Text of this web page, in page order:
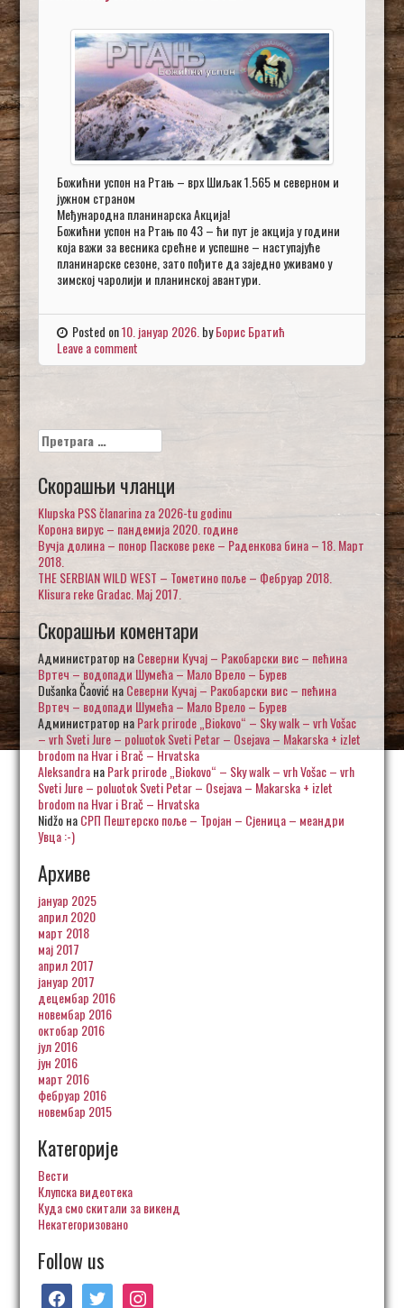
Божићни успон на Ртањ – врх Шиљак 1.565 м северном и
јужном страном
Међународна планинарска Акција!
Божићни успон на Ртањ по 43 – ћи пут је акција у години
која важи за весника срећне и успешне – наступајуће
планинарске сезоне, зато пођите да заједно уживамо у
зимској чаролији и планинској авантури.
Posted on10. јануар 2026. byБорис Братић
Leave a comment
Претрага
за:
Скорашњи чланци
Klupska PSS članarina za 2026-tu godinu
Корона вирус – пандемија 2020. године
Вучја долина – понор Паскове реке – Раденкова бина – 18. Март
2018.
THE SERBIAN WILD WEST – Тометино поље – Фебруар 2018.
Klisura reke Gradac. Maj 2017.
Скорашњи коментари
Администратор наСеверни Кучај – Ракобарски вис – пећина
Вртеч – водопади Шумећа – Мало Врело – Бурев
Dušanka ČaovićнаСеверни Кучај – Ракобарски вис – пећина
Вртеч – водопади Шумећа – Мало Врело – Бурев
Администратор наPark prirode „Biokovo“ – Sky walk – vrh Vošac
– vrh Sveti Jure – poluotok Sveti Petar – Osejava – Makarska + izlet
brodom na Hvar i Brač – Hrvatska
AleksandraнаPark prirode „Biokovo“ – Sky walk – vrh Vošac – vrh
Sveti Jure – poluotok Sveti Petar – Osejava – Makarska + izlet
brodom na Hvar i Brač – Hrvatska
NidžoнаСРП Пештерско поље – Тројан – Сјеница – меандри
Увца :-)
Архиве
јануар 2025
април 2020
март 2018
мај 2017
април 2017
јануар 2017
децембар 2016
новембар 2016
октобар 2016
јул 2016
јун 2016
март 2016
фебруар 2016
новембар 2015
Категорије
Вести
Клупска видеотека
Куда смо скитали за викенд
Некатегоризовано
Follow us
facebooktwitter instagram